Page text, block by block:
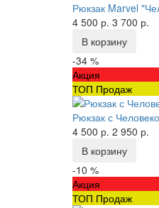
Рюкзак Marvel
4 500 р. 3 700 р.
В корзину
-34 %
Акция
ТОП Продаж
Рюкзак с
4 500 р. 2 950 р.
В корзину
-10 %
Акция
ТОП Продаж